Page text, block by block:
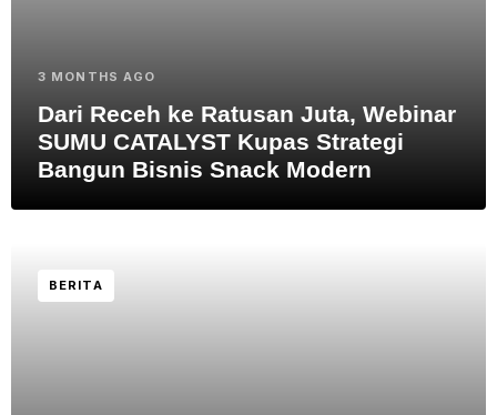
3 MONTHS AGO
Dari Receh ke Ratusan Juta, Webinar
SUMU CATALYST Kupas Strategi
Bangun Bisnis Snack Modern
BERITA